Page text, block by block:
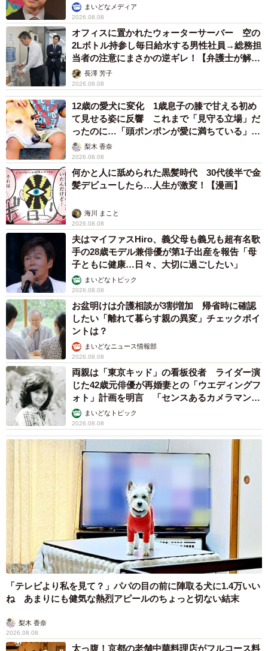
2009年4月設立。主に工場における軽作業を中心とした工
程の業務請負、作業スタッフの人材派遣・紹介などの人材
サービスや、技能実習生・特定技能者、エンジニアなど外
国人採用における就労支援サービスも展開。昨年10月に
「エフエージェイ」から商号変更。派遣スタッフ登録数は
約25.5万人という。
まいどなメディア
2026.08.08
オフィスに置かれたウォーターサーバー 空の
2Lボトル持参し毎日給水する男性社員→総務担
当者の注意にまさかの逆ギレ！【弁護士が解
説】長澤 芳子
2026.08.08
12歳の愛犬に変化 1歳息子の膝で甘える初め
て見せる姿に反響 これまで「見守る立場」だ
ったのに…「頭ポンポンが愛に満ちている」
「尊…」
梨木 香奈
2026.08.08
何かと人に舐められた黒髪時代 30代後半で金
髪デビューしたら…人生が激変！【漫画】
海川 まこと
2026.08.08
夫はマイファスHiro、義父母も義兄も超有名歌
手の28歳モデル兼俳優が第1子出産を報告「母
子ともに健康…日々、大切に過ごしたい」
まいどなトピック
2026.08.08
お盆明けは介護相談が3割増加 帰省時に確認
したい「離れて暮らす親の異変」チェックポイ
ントは？
まいどなニュース情報部
2026.08.08
両親は「東京キッド」の看板役者 ライダー演
じた42歳元俳優が再婚妻との「ウエディングフ
ォト」計画を明言 「センスあるカメラマン求
む」まいどなトピック
2026.08.08
「テレビより私を見て？」パパの目の前に陣取る犬に1.4万いい
ね あまりにも健気な熱烈アピールのちょっと切ない結末
梨木 香奈
2026.08.08
太っ腹！京都の老舗中華料理店がフルコース料